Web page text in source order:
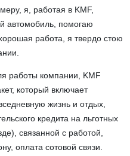
я, работая в KMF,
автомобиль, помогаю
работа, я твердо стою
работы компании, KMF
который включает
жизнь и отдых,
кредита на льготных
связанной с работой,
оплата сотовой связи.